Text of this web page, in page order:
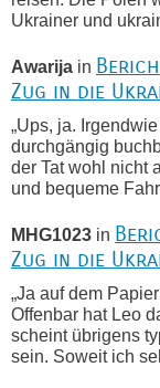
Ukrainer und
Awarija in
Zug in die
„Ups, ja.
durchgängig
der Tat wohl nicht
und bequeme
MHG1023 in
Zug in die
„Ja auf dem
Offenbar hat Leo
scheint übrigens
sein. Soweit ich